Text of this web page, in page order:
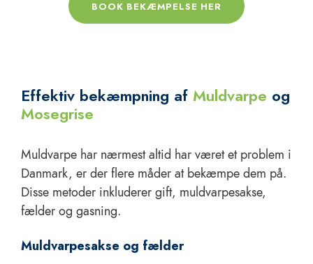
BOOK BEKÆMPELSE HER
Effektiv bekæmpning af Muldvarpe og
Mosegrise
Muldvarpe har nærmest altid har været et problem i
Danmark, er der flere måder at bekæmpe dem på.
Disse metoder inkluderer gift, muldvarpesakse,
fælder og gasning.
Muldvarpesakse og fælder